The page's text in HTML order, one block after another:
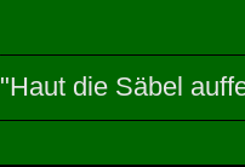
"Haut die Säbel